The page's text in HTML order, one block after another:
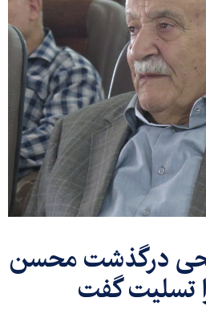
درگذشت محسن
تسلیت گفت